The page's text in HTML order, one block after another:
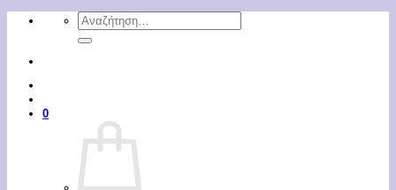
Μετάβαση
Αναζήτηση
για:
0